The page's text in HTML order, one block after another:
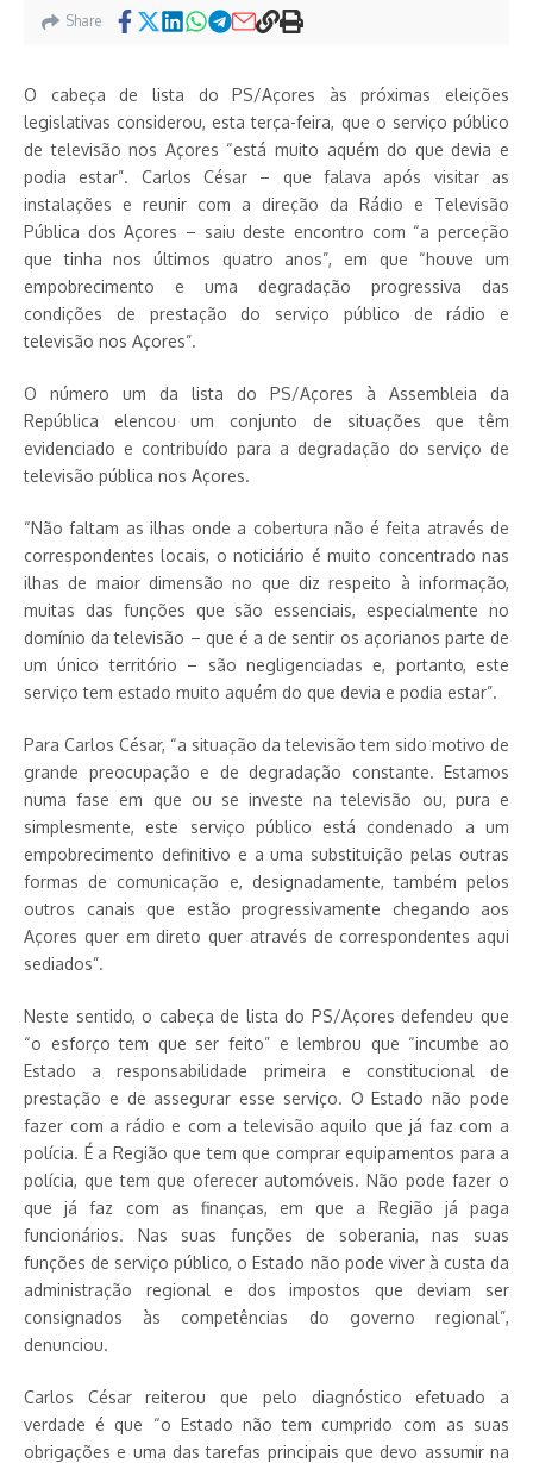
Share
O cabeça de lista do PS/Açores às próximas eleições
legislativas considerou, esta terça-feira, que o serviço público
de televisão nos Açores “está muito aquém do que devia e
podia estar”. Carlos César – que falava após visitar as
instalações e reunir com a direção da Rádio e Televisão
Pública dos Açores – saiu deste encontro com “a perceção
que tinha nos últimos quatro anos”, em que “houve um
empobrecimento e uma degradação progressiva das
condições de prestação do serviço público de rádio e
televisão nos Açores”.
O número um da lista do PS/Açores à Assembleia da
República elencou um conjunto de situações que têm
evidenciado e contribuído para a degradação do serviço de
televisão pública nos Açores.
“Não faltam as ilhas onde a cobertura não é feita através de
correspondentes locais, o noticiário é muito concentrado nas
ilhas de maior dimensão no que diz respeito à informação,
muitas das funções que são essenciais, especialmente no
domínio da televisão – que é a de sentir os açorianos parte de
um único território – são negligenciadas e, portanto, este
serviço tem estado muito aquém do que devia e podia estar”.
Para Carlos César, “a situação da televisão tem sido motivo de
grande preocupação e de degradação constante. Estamos
numa fase em que ou se investe na televisão ou, pura e
simplesmente, este serviço público está condenado a um
empobrecimento definitivo e a uma substituição pelas outras
formas de comunicação e, designadamente, também pelos
outros canais que estão progressivamente chegando aos
Açores quer em direto quer através de correspondentes aqui
sediados”.
Neste sentido, o cabeça de lista do PS/Açores defendeu que
“o esforço tem que ser feito” e lembrou que “incumbe ao
Estado a responsabilidade primeira e constitucional de
prestação e de assegurar esse serviço. O Estado não pode
fazer com a rádio e com a televisão aquilo que já faz com a
polícia. É a Região que tem que comprar equipamentos para a
polícia, que tem que oferecer automóveis. Não pode fazer o
que já faz com as finanças, em que a Região já paga
funcionários. Nas suas funções de soberania, nas suas
funções de serviço público, o Estado não pode viver à custa da
administração regional e dos impostos que deviam ser
consignados às competências do governo regional”,
denunciou.
Carlos César reiterou que pelo diagnóstico efetuado a
verdade é que “o Estado não tem cumprido com as suas
obrigações e uma das tarefas principais que devo assumir na